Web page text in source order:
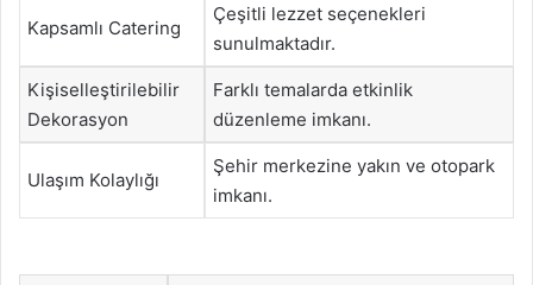
Kapsamlı Catering
Çeşitli lezzet seçenekleri
sunulmaktadır.
Kişiselleştirilebilir
Dekorasyon
Farklı temalarda etkinlik
düzenleme imkanı.
Ulaşım Kolaylığı
Şehir merkezine yakın ve otopark
imkanı.